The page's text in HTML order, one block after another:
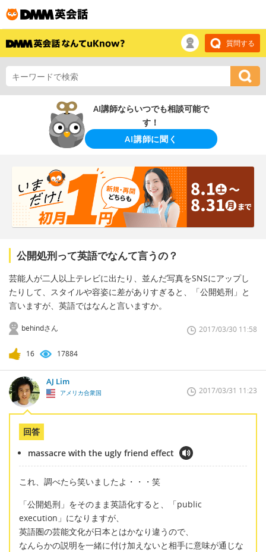
質問する
AI講師ならいつでも相談可能で
す！
AI講師に聞く
公開処刑って英語でなんて言うの？
芸能人が二人以上テレビに出たり、並んだ写真をSNSにアップし
たりして、スタイルや容姿に差がありすぎると、「公開処刑」と
言いますが、英語ではなんと言いますか。
behindさん 2017/03/30 11:58
16 17884
AJ Lim
アメリカ合衆国 2017/03/31 11:23
回答
massacre with the ugly friend effect
これ、調べたら笑いましたよ・・・笑
「公開処刑」をそのまま英語化すると、「public
execution」になりますが、
英語圏の芸能文化が日本とはかなり違うので、
なんらかの説明を一緒に付け加えないと相手に意味が通じな